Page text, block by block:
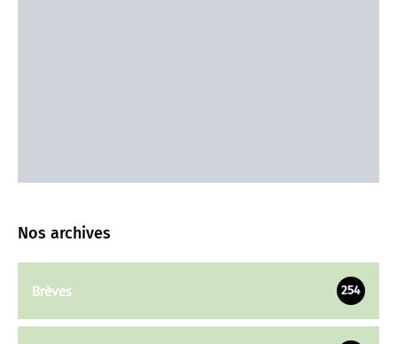
Nos archives
Brèves 254